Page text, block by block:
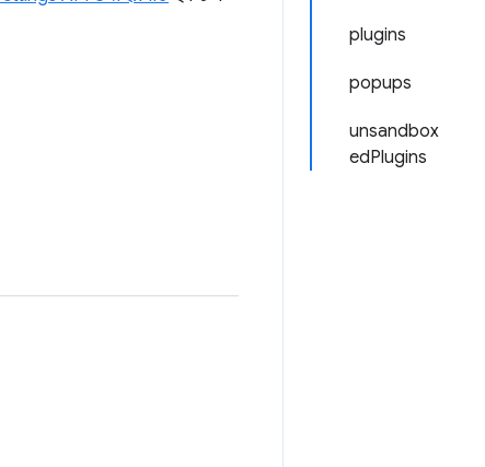
plugins
popups
unsandbox
edPlugins